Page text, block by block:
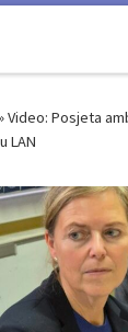
Video: Posjeta
LAN